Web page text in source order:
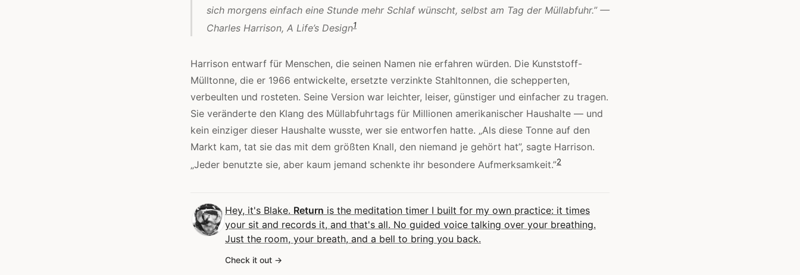
sich morgens einfach eine Stunde mehr Schlaf wünscht, selbst am Tag der Müllabfuhr.” —
Charles Harrison, A Life’s Design1
Harrison entwarf für Menschen, die seinen Namen nie erfahren würden. Die Kunststoff-
Mülltonne, die er 1966 entwickelte, ersetzte verzinkte Stahltonnen, die schepperten,
verbeulten und rosteten. Seine Version war leichter, leiser, günstiger und einfacher zu tragen.
Sie veränderte den Klang des Müllabfuhrtags für Millionen amerikanischer Haushalte — und
kein einziger dieser Haushalte wusste, wer sie entworfen hatte. „Als diese Tonne auf den
Markt kam, tat sie das mit dem größten Knall, den niemand je gehört hat”, sagte Harrison.
„Jeder benutzte sie, aber kaum jemand schenkte ihr besondere Aufmerksamkeit.”2
Hey, it's Blake. Return is the meditation timer I built for my own practice: it times
your sit and records it, and that's all. No guided voice talking over your breathing.
Just the room, your breath, and a bell to bring you back.
Check it out